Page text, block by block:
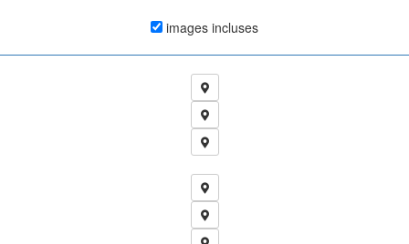
images incluses